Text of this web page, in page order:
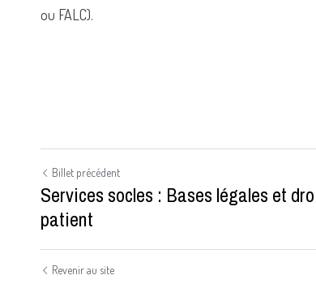
ou FALC).
Billet précédent
Services socles : Bases légales et
patient
Revenir au site